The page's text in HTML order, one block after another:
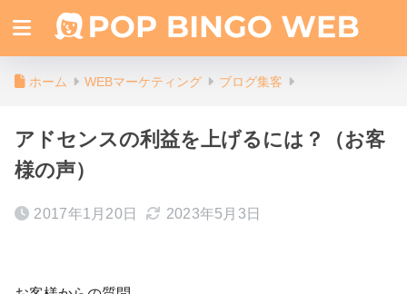
ホーム WEBマーケティング ブログ集客
アドセンスの利益を上げるには？（お客
様の声）
2017年1月20日 2023年5月3日